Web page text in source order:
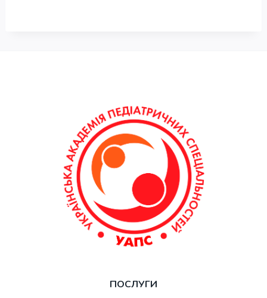
ПОСЛУГИ